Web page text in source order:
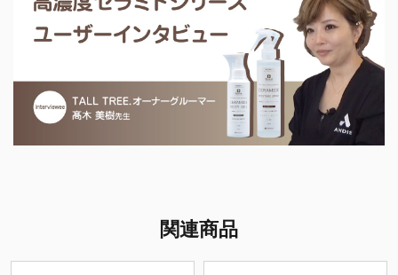
関連商品